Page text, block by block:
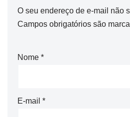
O seu endereço de e-mail não
Campos obrigatórios são
Nome *
E-mail *